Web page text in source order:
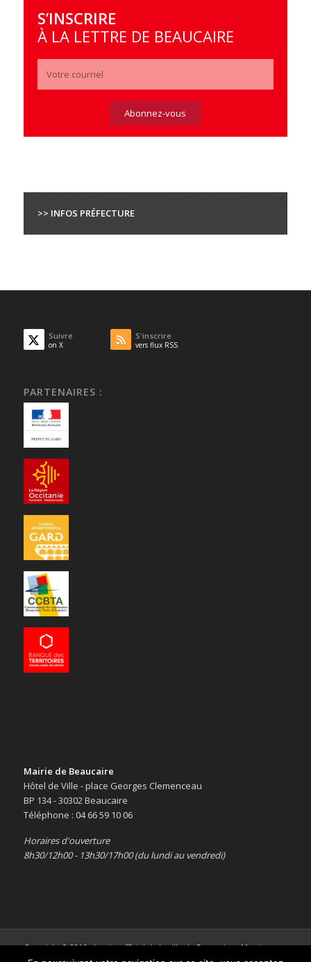
S’INSCRIRE
À LA LETTRE DE BEAUCAIRE
>> INFOS PRÉFECTURE
Suivre
on X
S'inscrire
vers flux RSS
PARTENAIRES :
Mairie de Beaucaire
Hôtel de Ville - place Georges Clemenceau
BP 134 - 30302 Beaucaire
Téléphone : 04 66 59 10 06
Horaires d'ouverture
8h30/12h00 - 13h30/17h00 (du lundi au vendredi)
Copyright © 2016 -Le site officiel de la ville de Beaucaire-Mentions